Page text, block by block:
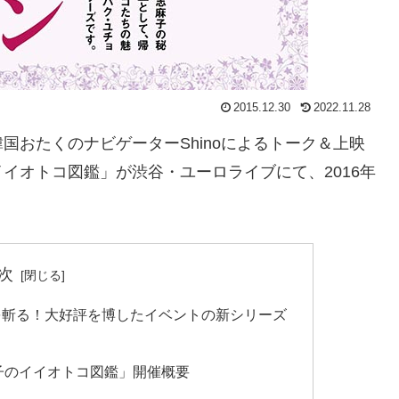
2015.12.30 2022.11.28
おたくのナビゲーターShinoによるトーク＆上映
オトコ図鑑」が渋谷・ユーロライブにて、2016年
る！大好評を博したイベントの新シリーズ
イイオトコ図鑑」開催概要